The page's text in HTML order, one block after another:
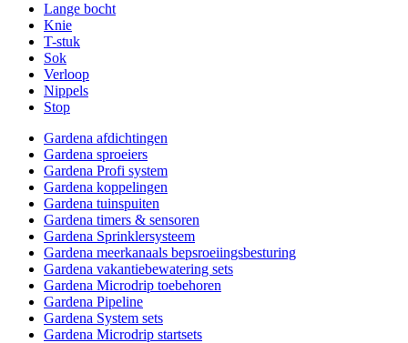
Lange bocht
Knie
T-stuk
Sok
Verloop
Nippels
Stop
Gardena afdichtingen
Gardena sproeiers
Gardena Profi system
Gardena koppelingen
Gardena tuinspuiten
Gardena timers & sensoren
Gardena Sprinklersysteem
Gardena meerkanaals bepsroeiingsbesturing
Gardena vakantiebewatering sets
Gardena Microdrip toebehoren
Gardena Pipeline
Gardena System sets
Gardena Microdrip startsets